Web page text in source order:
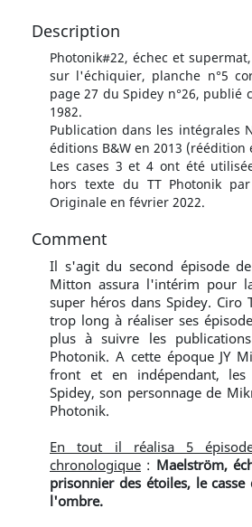
Description
Photonik#22, échec et
sur l'échiquier, planche n°5
page 27 du Spidey n°26, publié
1982.
Publication dans les intégrales
éditions B&W en 2013 (réédition
Les cases 3 et 4 ont été
hors texte du TT Photonik
Originale en février 2022.
Comment
Il s'agit du second épisode
Mitton assura l'intérim pour
super héros dans Spidey. Ciro
trop long à réaliser ses
plus à suivre les
Photonik. A cette époque JY
front et en indépendant, les
Spidey, son personnage de
Photonik.
En tout il réalisa 5
chronologique : Maelström,
prisonnier des étoiles, le
l'ombre.